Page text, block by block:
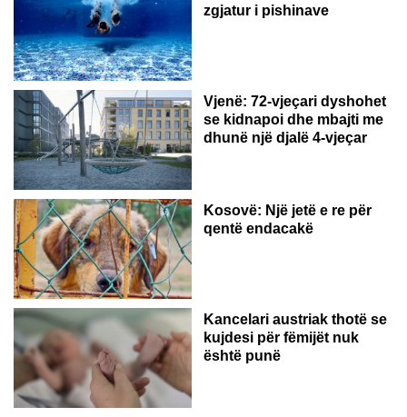
zgjatur i pishinave
Vjenë: 72-vjeçari dyshohet
se kidnapoi dhe mbajti me
dhunë një djalë 4-vjeçar
Kosovë: Një jetë e re për
qentë endacakë
Kancelari austriak thotë se
kujdesi për fëmijët nuk
është punë